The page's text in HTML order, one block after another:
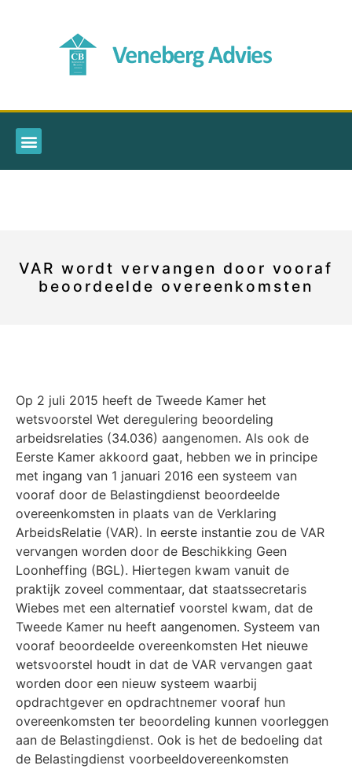
VAR wordt vervangen door vooraf
beoordeelde overeenkomsten
Op 2 juli 2015 heeft de Tweede Kamer het
wetsvoorstel Wet deregulering beoordeling
arbeidsrelaties (34.036) aangenomen. Als ook de
Eerste Kamer akkoord gaat, hebben we in principe
met ingang van 1 januari 2016 een systeem van
vooraf door de Belastingdienst beoordeelde
overeenkomsten in plaats van de Verklaring
ArbeidsRelatie (VAR). In eerste instantie zou de VAR
vervangen worden door de Beschikking Geen
Loonheffing (BGL). Hiertegen kwam vanuit de
praktijk zoveel commentaar, dat staatssecretaris
Wiebes met een alternatief voorstel kwam, dat de
Tweede Kamer nu heeft aangenomen. Systeem van
vooraf beoordeelde overeenkomsten Het nieuwe
wetsvoorstel houdt in dat de VAR vervangen gaat
worden door een nieuw systeem waarbij
opdrachtgever en opdrachtnemer vooraf hun
overeenkomsten ter beoordeling kunnen voorleggen
aan de Belastingdienst. Ook is het de bedoeling dat
de Belastingdienst voorbeeldovereenkomsten